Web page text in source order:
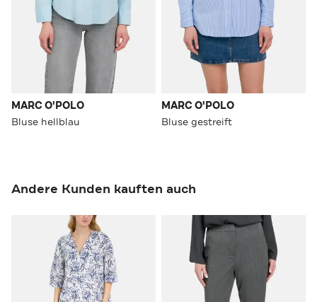
MARC O'POLO
Bluse hellblau
MARC O'POLO
Bluse gestreift
Andere Kunden kauften auch